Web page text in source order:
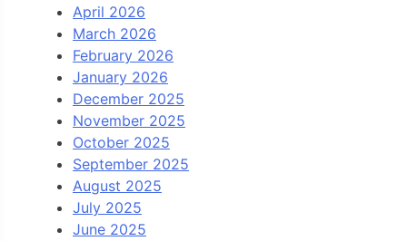
April 2026
March 2026
February 2026
January 2026
December 2025
November 2025
October 2025
September 2025
August 2025
July 2025
June 2025